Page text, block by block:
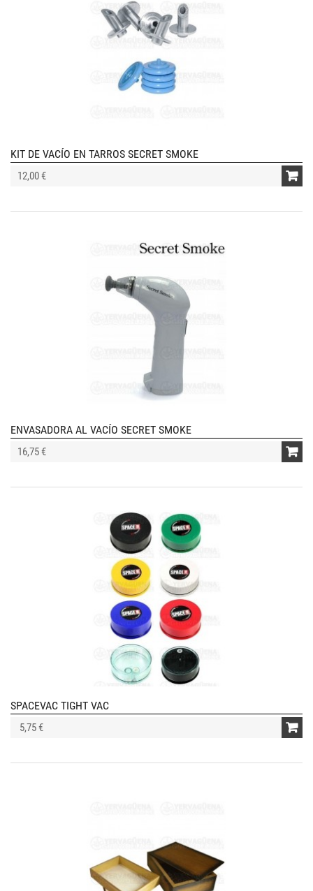
KIT DE VACÍO EN TARROS SECRET SMOKE
12,00 €
ENVASADORA AL VACÍO SECRET SMOKE
16,75 €
SPACEVAC TIGHT VAC
5,75 €